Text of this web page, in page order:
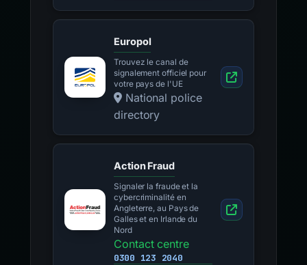
Europol
Trouvez le canal de
signalement officiel pour
votre pays de l'UE
National police
directory
Action Fraud
Signaler la fraude et la
cybercriminalité en
Angleterre, au Pays de
Galles et en Irlande du
Nord
Contact centre
0300 123 2040